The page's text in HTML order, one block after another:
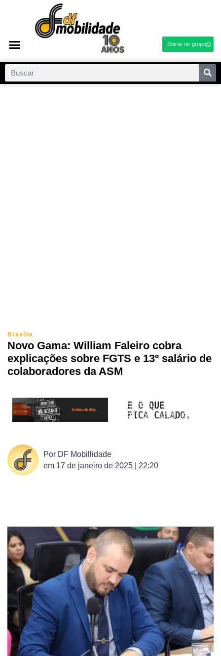
Entrar no grupo
Brasília
Novo Gama: William Faleiro cobra
explicações sobre FGTS e 13º salário de
colaboradores da ASM
Por DF Mobillidade
em 17 de janeiro de 2025 | 22:20